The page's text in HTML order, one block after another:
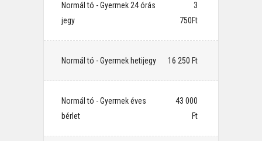
Normál tó - Gyermek 24 órás
jegy
⠀3
750Ft
Normál tó - Gyermek hetijegy ⠀16 250 Ft
Normál tó - Gyermek éves
bérlet
⠀43 000
Ft